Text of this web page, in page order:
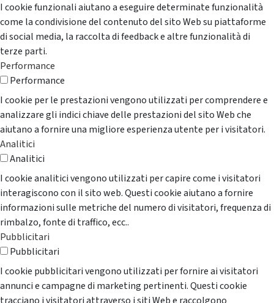
I cookie funzionali aiutano a eseguire determinate funzionalità
come la condivisione del contenuto del sito Web su piattaforme
di social media, la raccolta di feedback e altre funzionalità di
terze parti.
Performance
Performance
I cookie per le prestazioni vengono utilizzati per comprendere e
analizzare gli indici chiave delle prestazioni del sito Web che
aiutano a fornire una migliore esperienza utente per i visitatori.
Analitici
Analitici
I cookie analitici vengono utilizzati per capire come i visitatori
interagiscono con il sito web. Questi cookie aiutano a fornire
informazioni sulle metriche del numero di visitatori, frequenza di
rimbalzo, fonte di traffico, ecc..
Pubblicitari
Pubblicitari
I cookie pubblicitari vengono utilizzati per fornire ai visitatori
annunci e campagne di marketing pertinenti. Questi cookie